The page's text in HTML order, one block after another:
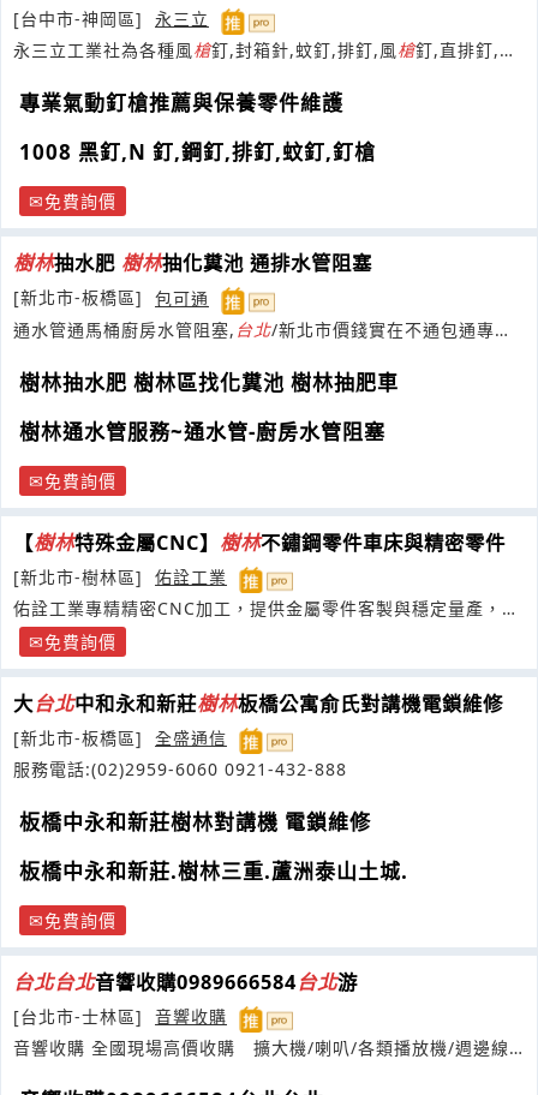
[台中市-神岡區]
永三立
永三立工業社為各種風槍釘,封箱針,蚊釘,排釘,風槍釘,直排釘,木
專業氣動釘槍推薦與保養零件維護
1008 黑釘,N 釘,鋼釘,排釘,蚊釘,釘槍
免費詢價
樹林抽水肥 樹林抽化糞池 通排水管阻塞
[新北市-板橋區]
包可通
通水管通馬桶廚房水管阻塞, 台北/新北市價錢實在不通包通專線
樹林抽水肥 樹林區找化糞池 樹林抽肥車
樹林通水管服務~通水管-廚房水管阻塞
免費詢價
【樹林特殊金屬CNC】 樹林不鏽鋼零件車床與精密零件
[新北市-樹林區]
佑詮工業
佑詮工業專精精密CNC加工，提供金屬零件客製與穩定量產，滿
足您對品質的極致要求
免費詢價
大台北中和永和新莊樹林板橋公寓俞氏對講機電鎖維修
[新北市-板橋區]
全盛通信
服務電話:(02)2959-6060 0921-432-888
板橋中永和新莊樹林對講機 電鎖維修
板橋中永和新莊.樹林三重.蘆洲泰山土城.
免費詢價
台北台北音響收購0989666584台北游
[台北市-士林區]
音響收購
音響收購 全國現場高價收購 擴大機/喇叭/各類播放機/週邊線